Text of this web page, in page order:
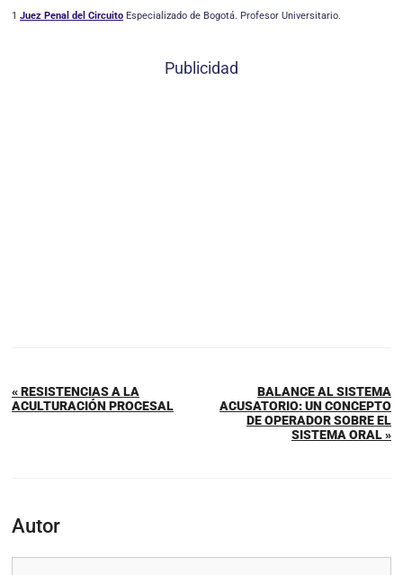
1 Juez Penal del Circuito Especializado de Bogotá. Profesor Universitario.
Publicidad
« RESISTENCIAS A LA
ACULTURACIÓN PROCESAL
BALANCE AL SISTEMA
ACUSATORIO: UN CONCEPTO
DE OPERADOR SOBRE EL
SISTEMA ORAL »
Autor